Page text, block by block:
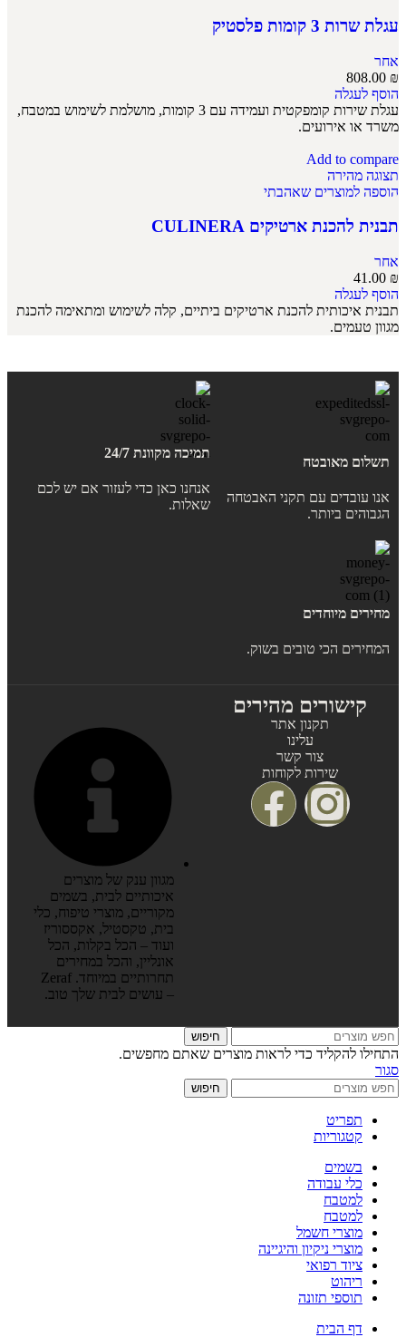
עגלת שרות 3 קומות פלסטיק
אחר
808.00 ₪
הוסף לעגלה
עגלת שירות קומפקטית ועמידה עם 3 קומות, מושלמת לשימוש במטבח,
משרד או אירועים.
Add to compare
תצוגה מהירה
הוספה למוצרים שאהבתי
תבנית להכנת ארטיקים CULINERA
אחר
41.00 ₪
הוסף לעגלה
תבנית איכותית להכנת ארטיקים ביתיים, קלה לשימוש ומתאימה להכנת
מגוון טעמים.
תשלום מאובטח
אנו עובדים עם תקני האבטחה
הגבוהים ביותר.
תמיכה מקוונת 24/7
אנחנו כאן כדי לעזור אם יש לכם
שאלות.
מחירים מיוחדים
המחירים הכי טובים בשוק.
קישורים מהירים
תקנון אתר
עלינו
צור קשר
שירות לקוחות
מגוון ענק של מוצרים
איכותיים לבית, בשמים
מקוריים, מוצרי טיפוח, כלי
בית, טקסטיל, אקססוריז
ועוד – הכל בקלות, הכל
אונליין, והכל במחירים
תחרותיים במיוחד. Zeraf
– עושים לבית שלך טוב.
חיפוש
התחילו להקליד כדי לראות מוצרים שאתם מחפשים.
סגור
חיפוש
תפריט
קטגוריות
בשמים
כלי עבודה
למטבח
למטבח
מוצרי חשמל
מוצרי ניקיון והיגיינה
ציוד רפואי
ריהוט
תוספי תזונה
דף הבית